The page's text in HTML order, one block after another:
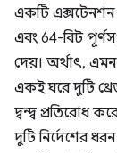
একটি
এবং 64-বিট
দেয়। অর্থাৎ,
একই ঘরে দুটি
দ্বন্দ্ব প্রতিরোধ
দুটি নির্দেশের